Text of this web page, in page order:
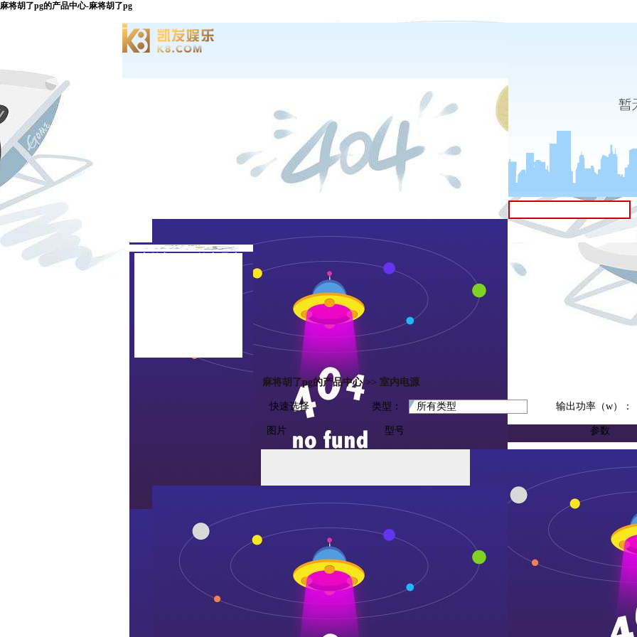
麻将胡了pg的产品中心-麻将胡了pg
麻将胡了pg的产品中心>> 室内电源
快速选择 类型： 输出功率（w）：
图片 型号 参数
输出12v 0.5a
6w
输入
100~250vac